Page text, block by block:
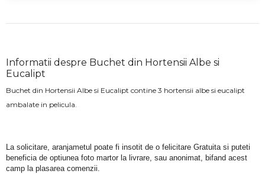
Informatii despre Buchet din Hortensii Albe si
Eucalipt
Buchet din Hortensii Albe si Eucalipt contine 3 hortensii albe si eucalipt
ambalate in pelicula.
La solicitare, aranjametul poate fi insotit de o felicitare Gratuita si puteti
beneficia de optiunea foto martor la livrare, sau anonimat, bifand acest
camp la plasarea comenzii.